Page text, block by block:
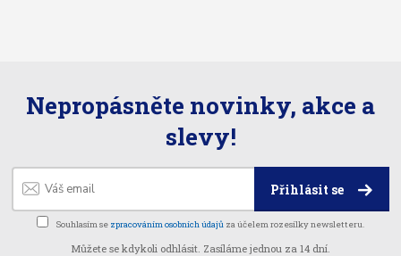
Nepropásněte novinky, akce a
slevy!
Přihlásit se
Souhlasím se zpracováním osobních údajů za účelem rozesílky newsletteru.
Můžete se kdykoli odhlásit. Zasíláme jednou za 14 dní.